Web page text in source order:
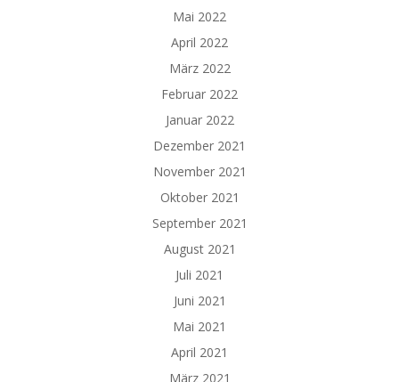
Mai 2022
April 2022
März 2022
Februar 2022
Januar 2022
Dezember 2021
November 2021
Oktober 2021
September 2021
August 2021
Juli 2021
Juni 2021
Mai 2021
April 2021
März 2021